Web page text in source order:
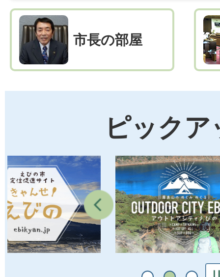
もの健全育成を目的とした講
2026年08月05日
えびの市指定ごみ袋の販売価
2026年08月05日
2026年08月05日
令和8年熊本地震で被災された
2026年08月05日
改葬許可申請について
市長の部屋
ピックア
2
枚
目
の
ス